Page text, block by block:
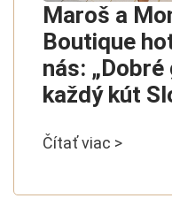
Maroš a
Boutique
nás:
každý kút
Čítať viac >